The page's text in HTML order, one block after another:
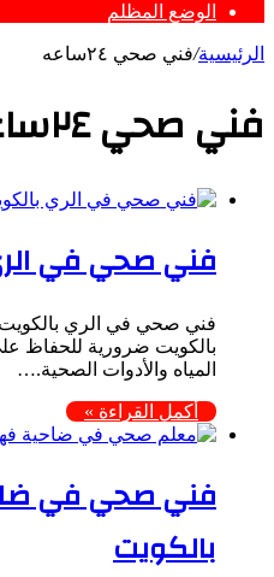
الوضع المظلم
الرئيسية/فني صحي ٢٤ساعه
فني صحي ٢٤ساعه
فني صحي في
فني صحي في الري بالكويت
بالكويت ضرورية للحفاظ
المياه والأدوات الصحية.…
أكمل القراءة »
فني صحي في
بالكويت